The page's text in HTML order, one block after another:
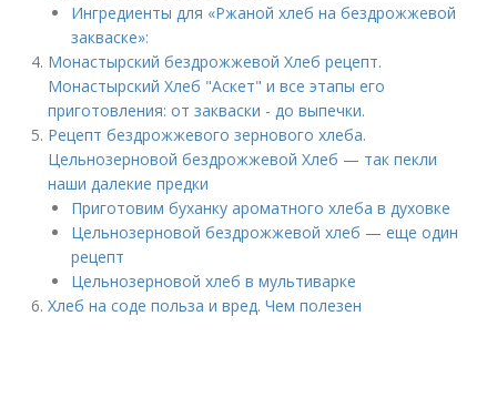
Ингредиенты для «Ржаной хлеб на бездрожжевой
закваске»:
Монастырский бездрожжевой Хлеб рецепт.
Монастырский Хлеб "Аскет" и все этапы его
приготовления: от закваски - до выпечки.
Рецепт бездрожжевого зернового хлеба.
Цельнозерновой бездрожжевой Хлеб — так пекли
наши далекие предки
Приготовим буханку ароматного хлеба в духовке
Цельнозерновой бездрожжевой хлеб — еще один
рецепт
Цельнозерновой хлеб в мультиварке
Хлеб на соде польза и вред. Чем полезен